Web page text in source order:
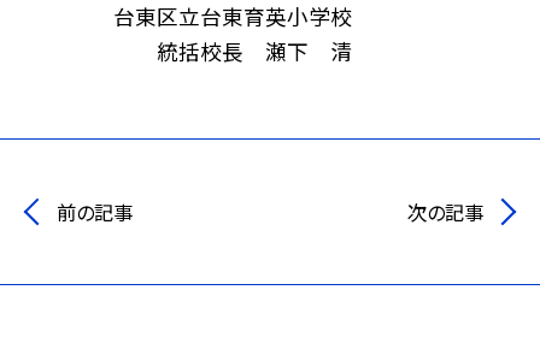
台東区立台東育英小学校
統括校長 瀬下 清
前の記事 次の記事